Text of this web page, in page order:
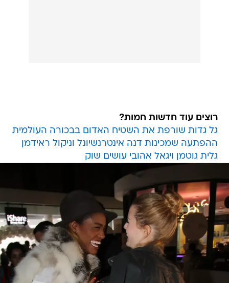
רוצים עוד חדשות חמות?
גל גדות שורפת את השטיח האדום בבכורה העולמית
ההפתעה שמכינות דנה אינטרנשיונל וניקול ראידמן
גלית גוטמן ויגאל אהובי עושים שוק